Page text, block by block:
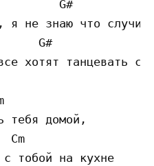
G#
я не знаю что
G#
хотят танцевать с
тебя домой,
Cm
с тобой на кухне